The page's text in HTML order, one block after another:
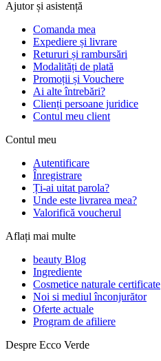
Ajutor și asistență
Comanda mea
Expediere și livrare
Retururi și rambursări
Modalități de plată
Promoții și Vouchere
Ai alte întrebări?
Clienți persoane juridice
Contul meu client
Contul meu
Autentificare
Înregistrare
Ți-ai uitat parola?
Unde este livrarea mea?
Valorifică voucherul
Aflați mai multe
beauty Blog
Ingrediente
Cosmetice naturale certificate
Noi si mediul înconjurător
Oferte actuale
Program de afiliere
Despre Ecco Verde